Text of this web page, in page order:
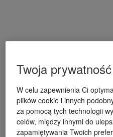
Twoja prywatność
W celu zapewnienia Ci
plików cookie i innych
za pomocą tych technologii
celów, między innymi do
zapamiętywania Twoich